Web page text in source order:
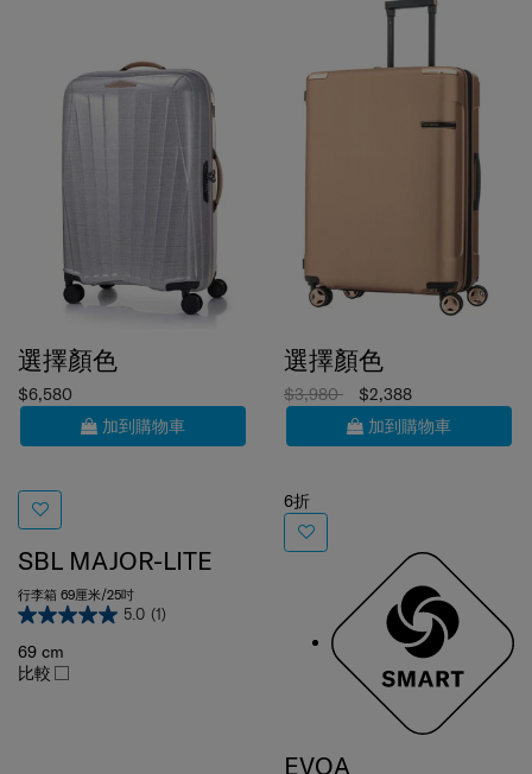
$6,580
加到購物車
SBL MAJOR-LITE
行李箱 69厘米/25吋
5.0
69 cm
比較
$3,980
$2,388
加到購物車